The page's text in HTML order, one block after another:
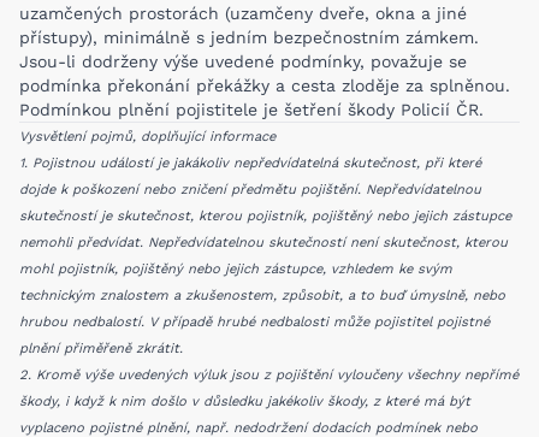
uzamčených prostorách (uzamčeny dveře, okna a jiné
přístupy), minimálně s jedním bezpečnostním zámkem.
Jsou-li dodrženy výše uvedené podmínky, považuje se
podmínka překonání překážky a cesta zloděje za splněnou.
Podmínkou plnění pojistitele je šetření škody Policií ČR.
Vysvětlení pojmů, doplňující informace
1. Pojistnou událostí je jakákoliv nepředvídatelná skutečnost, při které
dojde k poškození nebo zničení předmětu pojištění. Nepředvídatelnou
skutečností je skutečnost, kterou pojistník, pojištěný nebo jejich zástupce
nemohli předvídat. Nepředvídatelnou skutečností není skutečnost, kterou
mohl pojistník, pojištěný nebo jejich zástupce, vzhledem ke svým
technickým znalostem a zkušenostem, způsobit, a to buď úmyslně, nebo
hrubou nedbalostí. V případě hrubé nedbalosti může pojistitel pojistné
plnění přiměřeně zkrátit.
2. Kromě výše uvedených výluk jsou z pojištění vyloučeny všechny nepřímé
škody, i když k nim došlo v důsledku jakékoliv škody, z které má být
vyplaceno pojistné plnění, např. nedodržení dodacích podmínek nebo